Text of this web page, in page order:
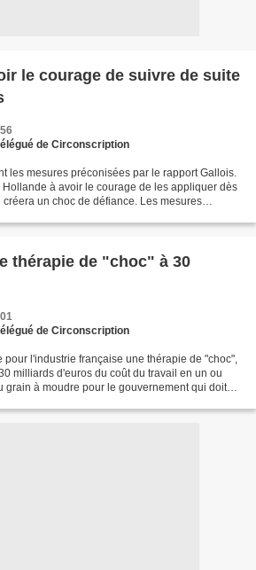
le courage de suivre de suite
de Circonscription
les mesures préconisées par le rapport Gallois.
à avoir le courage de les appliquer dès
un choc de défiance. Les mesures
thérapie de "choc" à 30
de Circonscription
pour l'industrie française une thérapie de "choc",
milliards d'euros du coût du travail en un ou
grain à moudre pour le gouvernement qui doit